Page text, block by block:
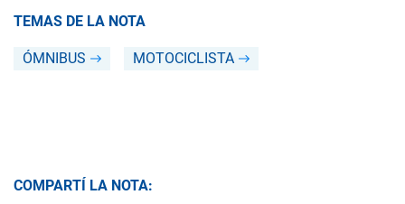
TEMAS DE LA NOTA
ÓMNIBUS MOTOCICLISTA
COMPARTÍ LA NOTA: